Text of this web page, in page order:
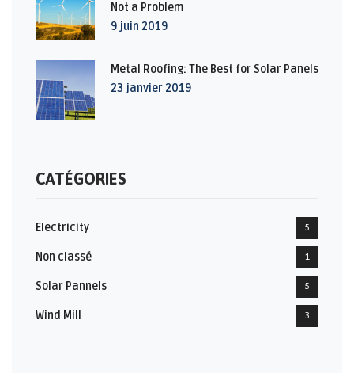
Not a Problem
9 juin 2019
Metal Roofing: The Best for Solar Panels
23 janvier 2019
CATÉGORIES
Electricity 5
Non classé 1
Solar Pannels 5
Wind Mill 3